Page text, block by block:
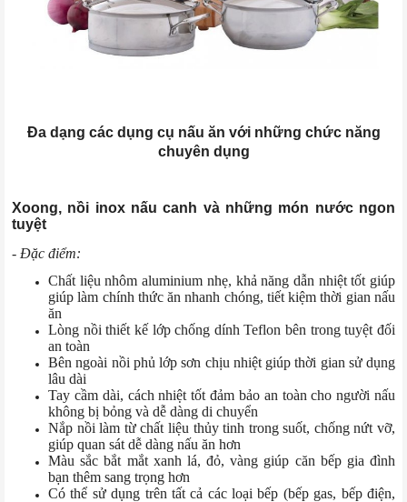
Đa dạng các dụng cụ nấu ăn với những chức năng
chuyên dụng
Xoong, nồi inox nấu canh và những món nước ngon
tuyệt
- Đặc điểm:
Chất liệu nhôm aluminium nhẹ, khả năng dẫn nhiệt tốt giúp
giúp làm chính thức ăn nhanh chóng, tiết kiệm thời gian nấu
ăn
Lòng nồi thiết kế lớp chống dính Teflon bên trong tuyệt đối
an toàn
Bên ngoài nồi phủ lớp sơn chịu nhiệt giúp thời gian sử dụng
lâu dài
Tay cầm dài, cách nhiệt tốt đảm bảo an toàn cho người nấu
không bị bỏng và dễ dàng di chuyển
Nắp nồi làm từ chất liệu thủy tinh trong suốt, chống nứt vỡ,
giúp quan sát dễ dàng nấu ăn hơn
Màu sắc bắt mắt xanh lá, đỏ, vàng giúp căn bếp gia đình
bạn thêm sang trọng hơn
Có thể sử dụng trên tất cả các loại bếp (bếp gas, bếp điện,